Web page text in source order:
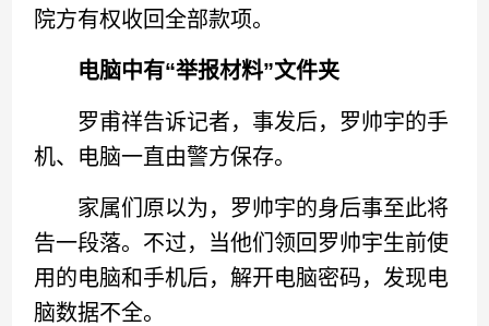
院方有权收回全部款项。
电脑中有“举报材料”文件夹
罗甫祥告诉记者，事发后，罗帅宇的手
机、电脑一直由警方保存。
家属们原以为，罗帅宇的身后事至此将
告一段落。不过，当他们领回罗帅宇生前使
用的电脑和手机后，解开电脑密码，发现电
脑数据不全。